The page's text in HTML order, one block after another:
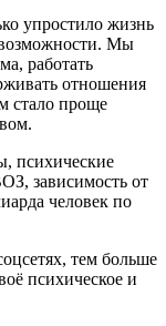
упростило жизнь
Мы
работать
отношения
стало проще
психические
зависимость от
человек по
тем больше
психическое и